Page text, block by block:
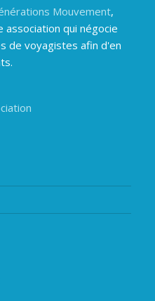
Mouvement,
association qui négocie
de voyagistes afin d'en